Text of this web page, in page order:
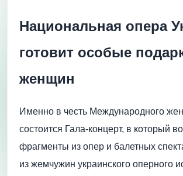
Национальная опера
готовит особые
женщин
Именно в честь Международного
состоится Гала-концерт, в который
фрагменты из опер и балетных
из жемчужин украинского оперного